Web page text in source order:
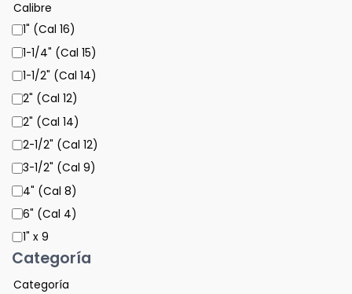
Calibre
1" (Cal 16)
1-1/4" (Cal 15)
1-1/2" (Cal 14)
2" (Cal 12)
2" (Cal 14)
2-1/2" (Cal 12)
3-1/2" (Cal 9)
4" (Cal 8)
6" (Cal 4)
1" x 9
Categoría
Categoría